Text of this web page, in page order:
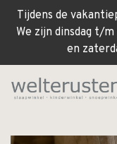
Tijdens de
We zijn dinsdag t/
en